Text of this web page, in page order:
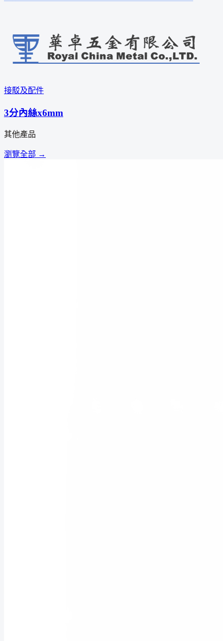
接駁及配件
3分內絲x6mm
其他產品
瀏覽全部 →